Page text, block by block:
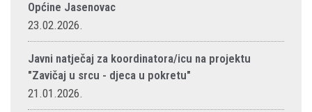
Općine Jasenovac
23.02.2026.
Javni natječaj za koordinatora/icu na projektu
"Zavičaj u srcu - djeca u pokretu"
21.01.2026.